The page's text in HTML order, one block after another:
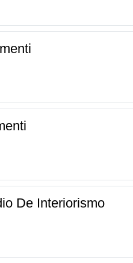
De Interiorismo